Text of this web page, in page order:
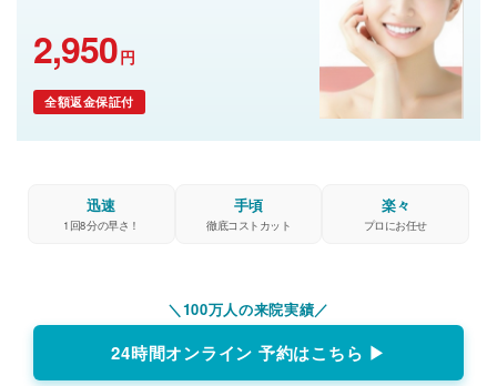
2,950円
全額返金保証付
迅速
1回8分の早さ！
手頃
徹底コストカット
楽々
プロにお任せ
＼100万人の来院実績／
24時間オンライン 予約はこちら ▶